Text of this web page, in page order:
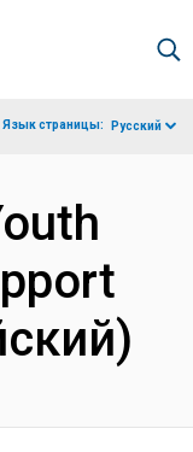
Язык страницы: Русский